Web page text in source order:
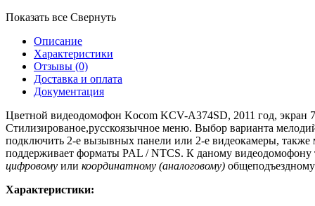
Показать все Свернуть
Описание
Характеристики
Отзывы (0)
Доставка и оплата
Документация
Цветной видеодомофон Kocom KCV-A374SD, 2011 год, экран
Стилизированое,русскоязычное меню. Выбор варианта
подключить 2-е вызывных панели или 2-е видеокамеры, также
поддерживает форматы PAL / NTCS. К даному видеодомофону
цифровому или координатному (аналоговому)
Характеристики: